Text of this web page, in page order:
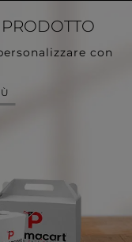
con